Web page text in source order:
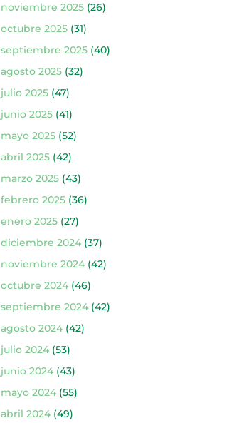
noviembre 2025(26)
octubre 2025(31)
septiembre 2025(40)
agosto 2025(32)
julio 2025(47)
junio 2025(41)
mayo 2025(52)
abril 2025(42)
marzo 2025(43)
febrero 2025(36)
enero 2025(27)
diciembre 2024(37)
noviembre 2024(42)
octubre 2024(46)
septiembre 2024(42)
agosto 2024(42)
julio 2024(53)
junio 2024(43)
mayo 2024(55)
abril 2024(49)